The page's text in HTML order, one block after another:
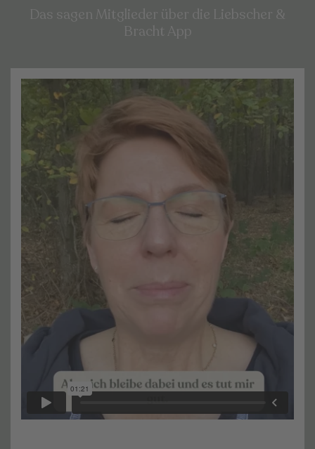
Das sagen Mitglieder über die Liebscher &
Bracht App